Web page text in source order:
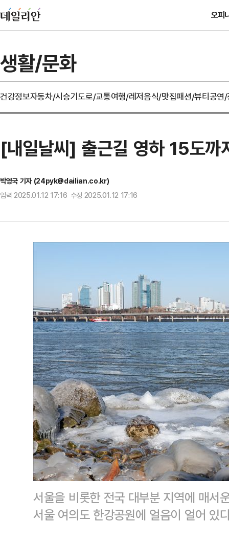
오피
생활/문화
건강정보자동차/시승기도로/교통여행/레저음식/맛집패션/뷰티공연
[내일날씨] 출근길 영하 15도
박영국 기자 (24pyk@dailian.co.kr)
입력 2025.01.12 17:16 수정 2025.01.12 17:16
서울을 비롯한 전국 대부분 지역에 매서
서울 여의도 한강공원에 얼음이 얼어